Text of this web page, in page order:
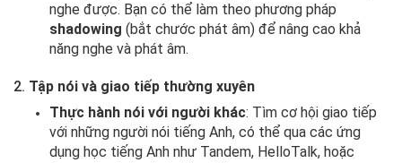
nghe được. Bạn có thể làm theo phương pháp
shadowing (bắt chước phát âm) để nâng cao khả
năng nghe và phát âm.
2. Tập nói và giao tiếp thường xuyên
Thực hành nói với người khác: Tìm cơ hội giao tiếp
với những người nói tiếng Anh, có thể qua các ứng
dụng học tiếng Anh như Tandem, HelloTalk, hoặc